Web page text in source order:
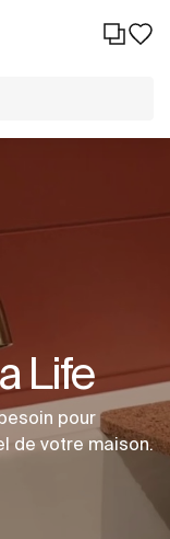
Life
pour
de votre maison.